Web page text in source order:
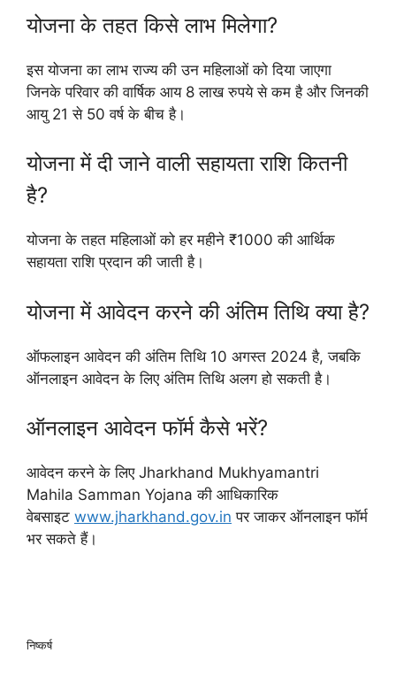
योजना के तहत किसे लाभ मिलेगा?
इस योजना का लाभ राज्य की उन महिलाओं को दिया जाएगा
जिनके परिवार की वार्षिक आय 8 लाख रुपये से कम है और जिनकी
आयु 21 से 50 वर्ष के बीच है।
योजना में दी जाने वाली सहायता राशि कितनी
है?
योजना के तहत महिलाओं को हर महीने ₹1000 की आर्थिक
सहायता राशि प्रदान की जाती है।
योजना में आवेदन करने की अंतिम तिथि क्या है?
ऑफलाइन आवेदन की अंतिम तिथि 10 अगस्त 2024 है, जबकि
ऑनलाइन आवेदन के लिए अंतिम तिथि अलग हो सकती है।
ऑनलाइन आवेदन फॉर्म कैसे भरें?
आवेदन करने के लिए Jharkhand Mukhyamantri
Mahila Samman Yojana की आधिकारिक
वेबसाइट www.jharkhand.gov.in पर जाकर ऑनलाइन फॉर्म
भर सकते हैं।
निष्कर्ष